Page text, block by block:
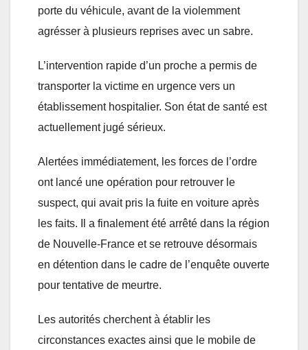
porte du véhicule, avant de la violemment
agrésser à plusieurs reprises avec un sabre.
L’intervention rapide d’un proche a permis de
transporter la victime en urgence vers un
établissement hospitalier. Son état de santé est
actuellement jugé sérieux.
Alertées immédiatement, les forces de l’ordre
ont lancé une opération pour retrouver le
suspect, qui avait pris la fuite en voiture après
les faits. Il a finalement été arrêté dans la région
de Nouvelle-France et se retrouve désormais
en détention dans le cadre de l’enquête ouverte
pour tentative de meurtre.
Les autorités cherchent à établir les
circonstances exactes ainsi que le mobile de